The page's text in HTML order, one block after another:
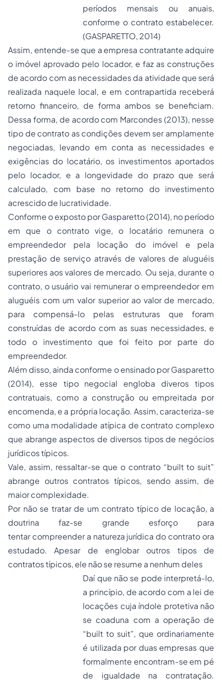
períodos mensais ou anuais,
conforme o contrato estabelecer.
(GASPARETTO, 2014)
Assim, entende-se que a empresa contratante adquire
o imóvel aprovado pelo locador, e faz as construções
de acordo com as necessidades da atividade que será
realizada naquele local, e em contrapartida receberá
retorno financeiro, de forma ambos se beneficiam.
Dessa forma, de acordo com Marcondes (2013), nesse
tipo de contrato as condições devem ser amplamente
negociadas, levando em conta as necessidades e
exigências do locatário, os investimentos aportados
pelo locador, e a longevidade do prazo que será
calculado, com base no retorno do investimento
acrescido de lucratividade.
Conforme o exposto por Gasparetto (2014), no período
em que o contrato vige, o locatário remunera o
empreendedor pela locação do imóvel e pela
prestação de serviço através de valores de aluguéis
superiores aos valores de mercado. Ou seja, durante o
contrato, o usuário vai remunerar o empreendedor em
aluguéis com um valor superior ao valor de mercado,
para compensá-lo pelas estruturas que foram
construídas de acordo com as suas necessidades, e
todo o investimento que foi feito por parte do
empreendedor.
Além disso, ainda conforme o ensinado por Gasparetto
(2014), esse tipo negocial engloba diveros tipos
contratuais, como a construção ou empreitada por
encomenda, e a própria locação. Assim, caracteriza-se
como uma modalidade atípica de contrato complexo
que abrange aspectos de diversos tipos de negócios
jurídicos típicos.
Vale, assim, ressaltar-se que o contrato “built to suit”
abrange outros contratos típicos, sendo assim, de
maior complexidade.
Por não se tratar de um contrato típico de locação, a
doutrina faz-se grande esforço para
tentar compreender a natureza jurídica do contrato ora
estudado. Apesar de englobar outros tipos de
contratos típicos, ele não se resume a nenhum deles
Daí que não se pode interpretá-lo,
a princípio, de acordo com a lei de
locações cuja índole protetiva não
se coaduna com a operação de
“built to suit”, que ordinariamente
é utilizada por duas empresas que
formalmente encontram-se em pé
de igualdade na contratação.